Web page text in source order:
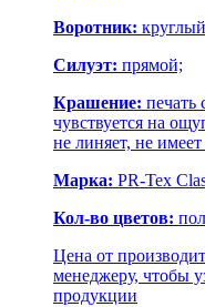
Воротник:
Силуэт: прямой;
Крашение:
чувствуется на
не линяет, не
Марка: PR-Tex
Кол-во цветов:
Цена от
менеджеру, чтобы
продукции